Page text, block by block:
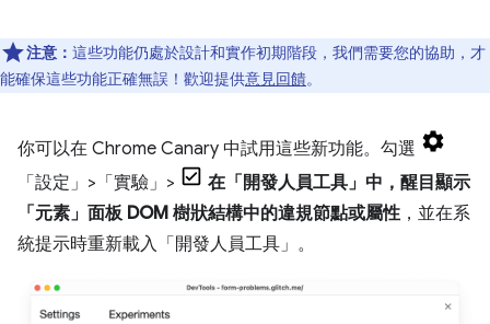
注意： 這些功能仍處於設計和實作初期階段，我們需要您的協助，才
能確保這些功能正確無誤！歡迎提供意見回饋。
你可以在 Chrome Canary 中試用這些新功能。勾選
「設定」>「實驗」>
在「開發人員工具」中，醒目顯示
「元素」面板 DOM 樹狀結構中的違規節點或屬性 ，並在系
統提示時重新載入「開發人員工具」。